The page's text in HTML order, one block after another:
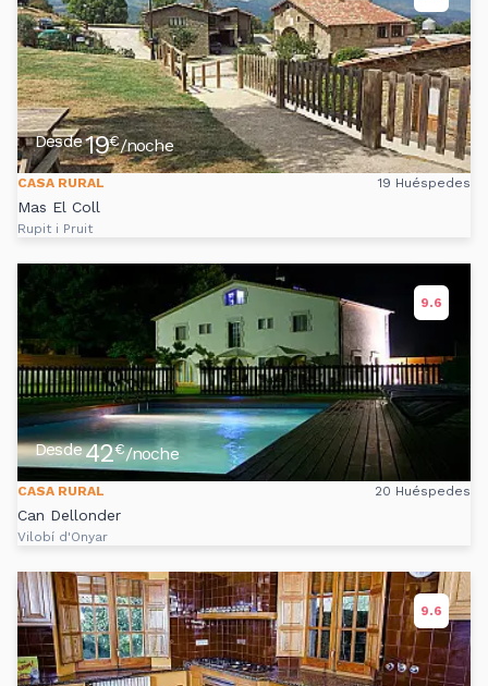
Desde19€/noche
CASA RURAL 19 Huéspedes
Mas El Coll
Rupit i Pruit
9.6
Desde42€/noche
CASA RURAL 20 Huéspedes
Can Dellonder
Vilobí d'Onyar
9.6